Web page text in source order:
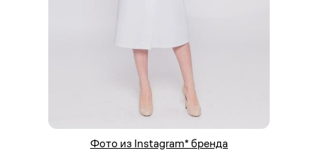
Фото из Instagram* бренда